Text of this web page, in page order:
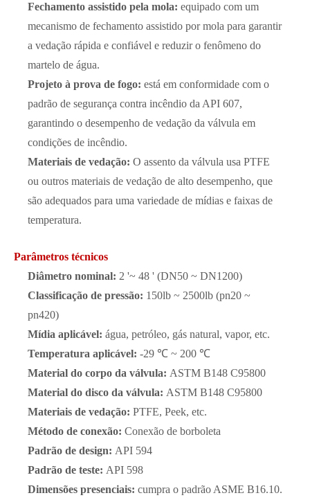
Fechamento assistido pela mola: equipado com um
mecanismo de fechamento assistido por mola para garantir
a vedação rápida e confiável e reduzir o fenômeno do
martelo de água.
Projeto à prova de fogo: está em conformidade com o
padrão de segurança contra incêndio da API 607,
garantindo o desempenho de vedação da válvula em
condições de incêndio.
Materiais de vedação: O assento da válvula usa PTFE
ou outros materiais de vedação de alto desempenho, que
são adequados para uma variedade de mídias e faixas de
temperatura.
Parâmetros técnicos
Diâmetro nominal: 2 '~ 48 ' (DN50 ~ DN1200)
Classificação de pressão: 150lb ~ 2500lb (pn20 ~
pn420)
Mídia aplicável: água, petróleo, gás natural, vapor, etc.
Temperatura aplicável: -29 ℃ ~ 200 ℃
Material do corpo da válvula: ASTM B148 C95800
Material do disco da válvula: ASTM B148 C95800
Materiais de vedação: PTFE, Peek, etc.
Método de conexão: Conexão de borboleta
Padrão de design: API 594
Padrão de teste: API 598
Dimensões presenciais: cumpra o padrão ASME B16.10.